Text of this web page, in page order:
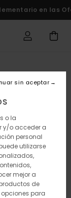
en las
o la
y/o acceder a
personal
utilizarse
mejor a
de
para
sin aceptar